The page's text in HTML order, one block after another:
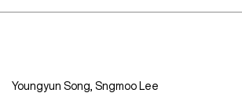
Youngyun Song, Sngmoo Lee